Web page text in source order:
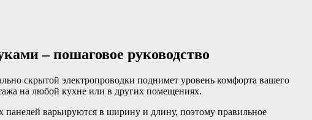
– пошаговое руководство
скрытой электропроводки поднимет уровень комфорта вашего
на любой кухне или в других помещениях.
варьируются в ширину и длину, поэтому правильное